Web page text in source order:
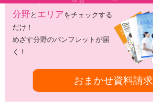
分野と エリアをチェックする
だけ！
めざす分野のパンフレットが届
く！
おまかせ資料請求